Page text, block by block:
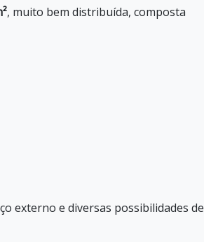
, muito bem distribuída, composta
externo e diversas possibilidades de